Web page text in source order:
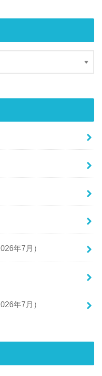
年7月）
年7月）